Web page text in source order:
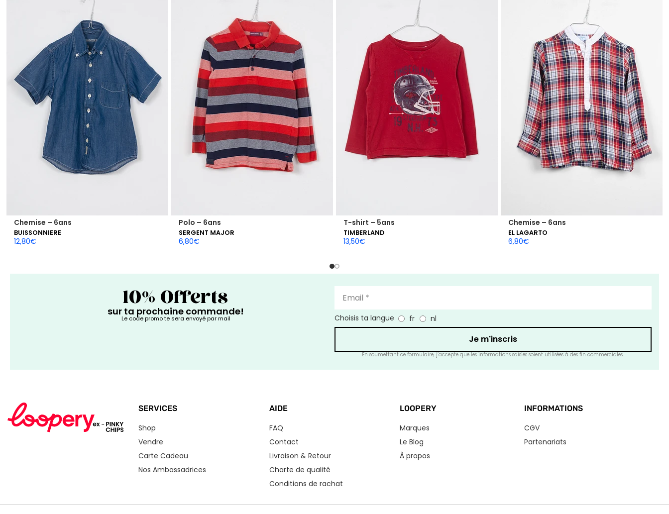
Chemise – 6ans
BUISSONNIERE
12,80€
Polo – 6ans
SERGENT MAJOR
6,80€
T-shirt – 5ans
TIMBERLAND
13,50€
Chemise – 6ans
EL LAGARTO
6,80€
10% Offerts
sur ta prochaine commande!
Le code promo te sera envoyé par mail Choisis ta langue fr nl
Je m'inscris
En soumettant ce formulaire, j’accepte que les informations saisies soient utilisées à des fin commerciales.
SERVICES
Shop
Vendre
Carte Cadeau
Nos Ambassadrices
AIDE
FAQ
Contact
Livraison & Retour
Charte de qualité
Conditions de rachat
LOOPERY
Marques
Le Blog
À propos
INFORMATIONS
CGV
Partenariats